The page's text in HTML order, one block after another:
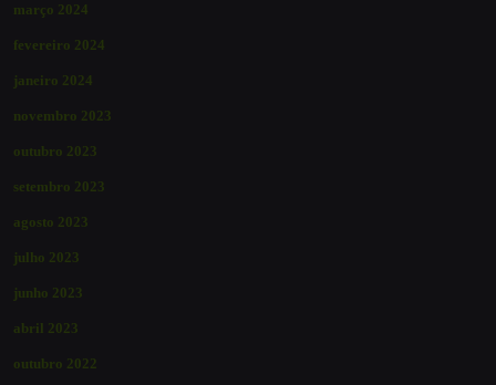
março 2024
fevereiro 2024
janeiro 2024
novembro 2023
outubro 2023
setembro 2023
agosto 2023
julho 2023
junho 2023
abril 2023
outubro 2022